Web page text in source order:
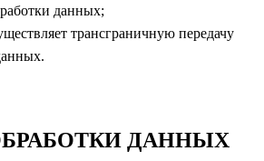
данных;
трансграничную передачу
ДАННЫХ